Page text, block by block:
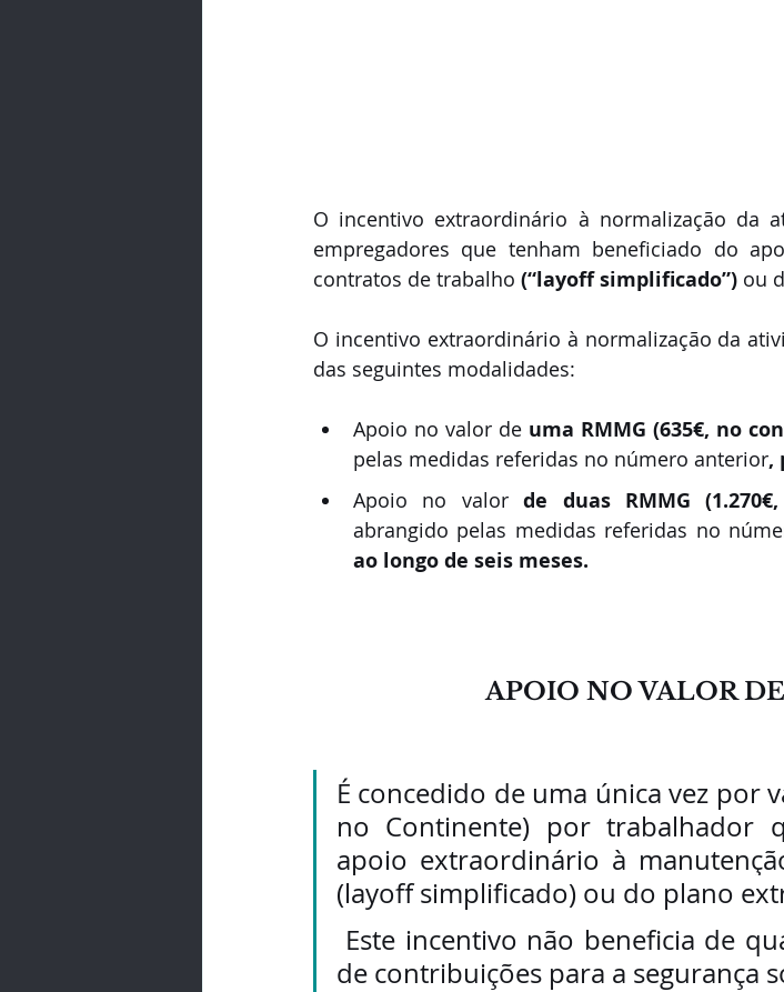
O incentivo extraordinário à normalização da
empregadores que tenham beneficiado do
contratos de trabalho (“layoff simplificado”) ou
O incentivo extraordinário à normalização da
das seguintes modalidades:
Apoio no valor de uma RMMG (635€, no
pelas medidas referidas no número anterior,
Apoio no valor de duas RMMG
abrangido pelas medidas referidas no
ao longo de seis meses.
APOIO NO VALOR DE
É concedido de uma única vez por
no Continente) por trabalhador
apoio extraordinário à manutenç
(layoff simplificado) ou do plano
de contribuições para a segurança